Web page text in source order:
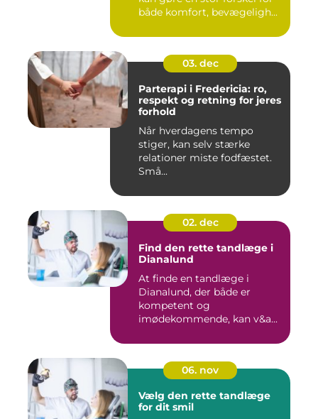
både komfort, bevægeligh...
03. dec
Parterapi i Fredericia: ro,
respekt og retning for jeres
forhold
Når hverdagens tempo
stiger, kan selv stærke
relationer miste fodfæstet.
Små...
02. dec
Find den rette tandlæge i
Dianalund
At finde en tandlæge i
Dianalund, der både er
kompetent og
imødekommende, kan v&a...
06. nov
Vælg den rette tandlæge
for dit smil